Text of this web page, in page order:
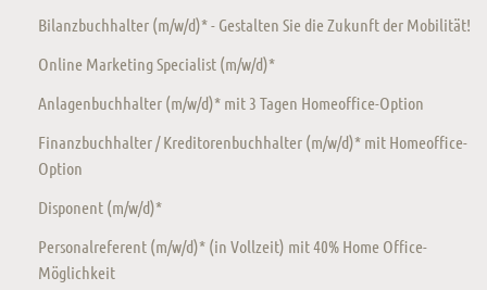
Bilanzbuchhalter (m/w/d)* - Gestalten Sie die Zukunft der Mobilität!
Online Marketing Specialist (m/w/d)*
Anlagenbuchhalter (m/w/d)* mit 3 Tagen Homeoffice-Option
Finanzbuchhalter / Kreditorenbuchhalter (m/w/d)* mit Homeoffice-
Option
Disponent (m/w/d)*
Personalreferent (m/w/d)* (in Vollzeit) mit 40% Home Office-
Möglichkeit